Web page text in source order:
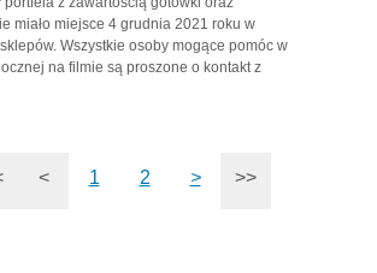
miało miejsce 4 grudnia 2021 roku w
Wszystkie osoby mogące pomóc w
na filmie są proszone o kontakt z
< 1 2 > >>